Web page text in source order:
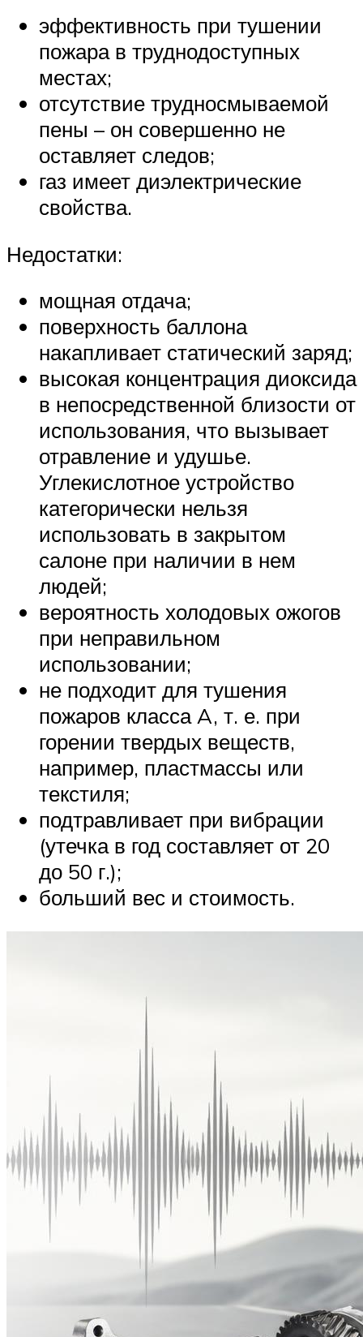
эффективность при тушении
пожара в труднодоступных
местах;
отсутствие трудносмываемой
пены – он совершенно не
оставляет следов;
газ имеет диэлектрические
свойства.
Недостатки:
мощная отдача;
поверхность баллона
накапливает статический заряд;
высокая концентрация диоксида
в непосредственной близости от
использования, что вызывает
отравление и удушье.
Углекислотное устройство
категорически нельзя
использовать в закрытом
салоне при наличии в нем
людей;
вероятность холодовых ожогов
при неправильном
использовании;
не подходит для тушения
пожаров класса A, т. е. при
горении твердых веществ,
например, пластмассы или
текстиля;
подтравливает при вибрации
(утечка в год составляет от 20
до 50 г.);
больший вес и стоимость.